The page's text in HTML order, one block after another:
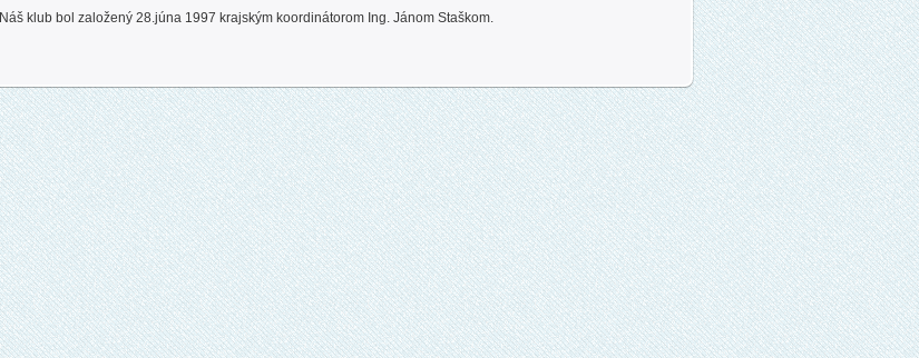
Náš klub bol založený 28.júna 1997 krajským koordinátorom Ing. Jánom Staškom.